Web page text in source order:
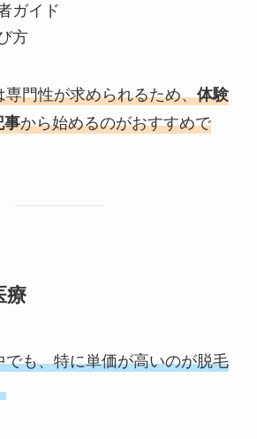
ガイド
方
専門性が求められるため、体験
事から始めるのがおすすめで
療
でも、特に単価が高いのが脱毛